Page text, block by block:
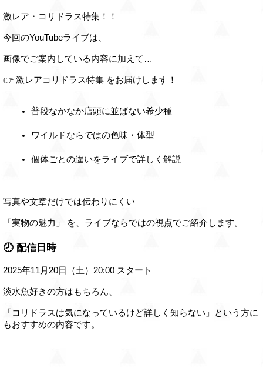
激レア・コリドラス特集！！
今回のYouTubeライブは、
画像でご案内している内容に加えて…
👉 激レアコリドラス特集 をお届けします！
普段なかなか店頭に並ばない希少種
ワイルドならではの色味・体型
個体ごとの違いをライブで詳しく解説
写真や文章だけでは伝わりにくい
「実物の魅力」 を、ライブならではの視点でご紹介します。
🕗 配信日時
2025年11月20日（土）20:00 スタート
淡水魚好きの方はもちろん、
「コリドラスは気になっているけど詳しく知らない」という方に
もおすすめの内容です。